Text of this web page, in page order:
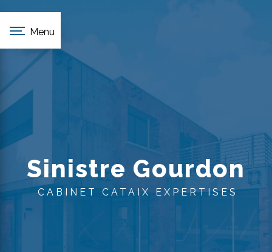
Menu
Sinistre Gourdon
CABINET CATAIX EXPERTISES